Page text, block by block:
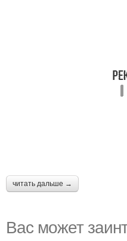
читать дальше →
Вас может